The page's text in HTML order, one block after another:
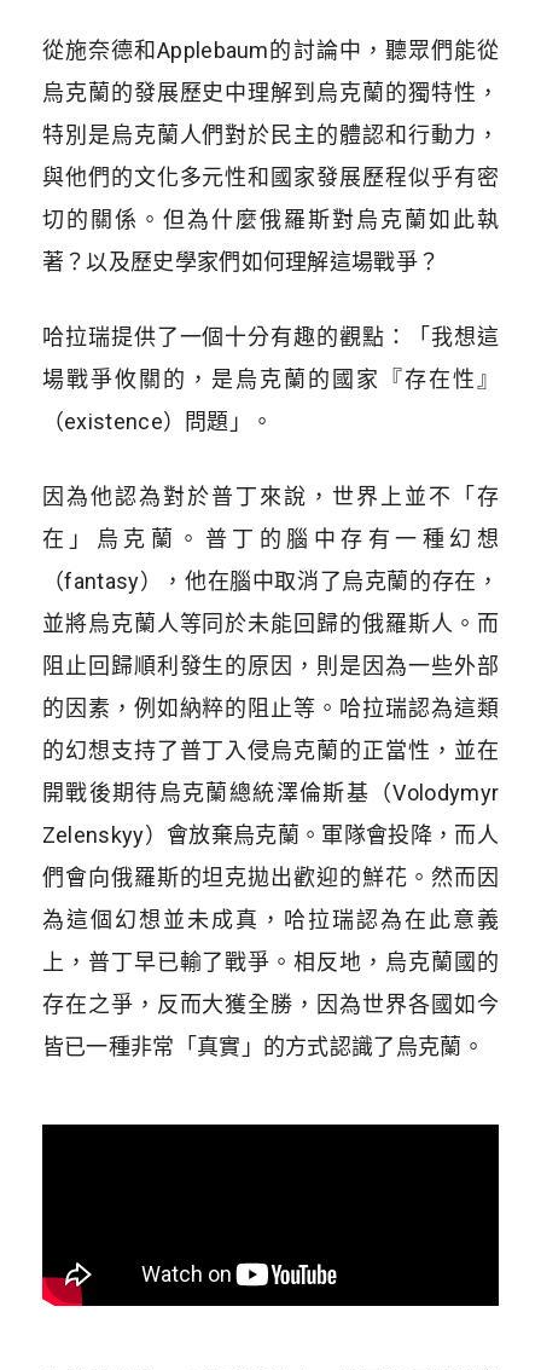
從施奈德和Applebaum的討論中，聽眾們能從
烏克蘭的發展歷史中理解到烏克蘭的獨特性，
特別是烏克蘭人們對於民主的體認和行動力，
與他們的文化多元性和國家發展歷程似乎有密
切的關係。但為什麼俄羅斯對烏克蘭如此執
著？以及歷史學家們如何理解這場戰爭？
哈拉瑞提供了一個十分有趣的觀點：「 我想這
場戰爭攸關的，是烏克蘭的國家『存在性』
（existence）問題 」。
因為他認為對於普丁來說，世界上並不「存
在」烏克蘭。普丁的腦中存有一種幻想
（fantasy），他在腦中取消了烏克蘭的存在，
並將烏克蘭人等同於未能回歸的俄羅斯人。而
阻止回歸順利發生的原因，則是因為一些外部
的因素，例如納粹的阻止等。哈拉瑞認為這類
的幻想支持了普丁入侵烏克蘭的正當性，並在
開戰後期待烏克蘭總統澤倫斯基（Volodymyr
Zelenskyy）會放棄烏克蘭。軍隊會投降，而人
們會向俄羅斯的坦克拋出歡迎的鮮花。然而因
為這個幻想並未成真，哈拉瑞認為在此意義
上，普丁早已輸了戰爭。相反地，烏克蘭國的
存在之爭，反而大獲全勝，因為世界各國如今
皆已一種非常「真實」的方式認識了烏克蘭。